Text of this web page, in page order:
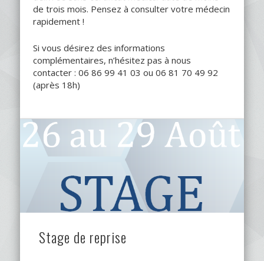
de trois mois. Pensez à consulter votre médecin
rapidement !
Si vous désirez des informations
complémentaires, n’hésitez pas à nous
contacter : 06 86 99 41 03 ou 06 81 70 49 92
(après 18h)
Stage de reprise